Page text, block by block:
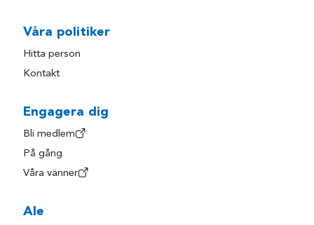
Våra politiker
Hitta person
Kontakt
Engagera dig
Bli medlem
På gång
Våra vänner
Ale